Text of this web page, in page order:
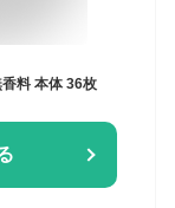
料 本体 36枚